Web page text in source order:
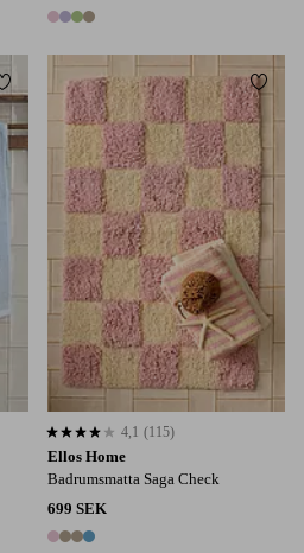
4 färger
Lägg till i favoriter
Ellos Home
Badrumsmatta Saga Check
699 SEK
4 färger
4,1 baserat på 115 st betyg
4,1 (115)
50X80 80X120100X150